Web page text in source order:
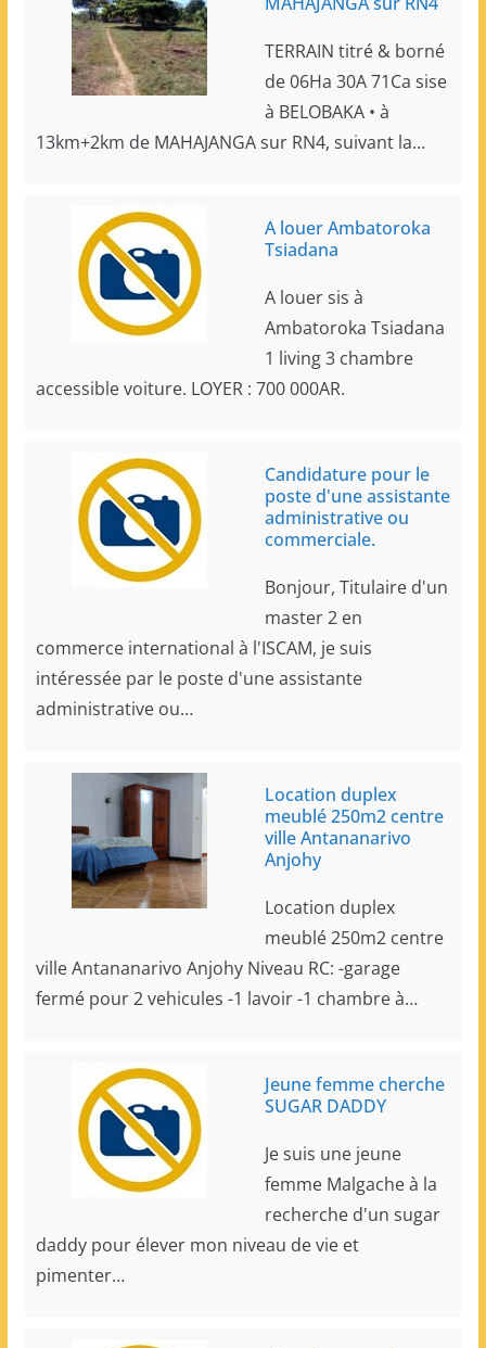
TERRAIN titré & borné
de 06Ha 30A 71Ca sise
à BELOBAKA • à
13km+2km de MAHAJANGA sur RN4, suivant la…
A louer Ambatoroka
Tsiadana
A louer sis à
Ambatoroka Tsiadana
1 living 3 chambre
accessible voiture. LOYER : 700 000AR.
Candidature pour le
poste d'une assistante
administrative ou
commerciale.
Bonjour, Titulaire d'un
master 2 en
commerce international à l'ISCAM, je suis
intéressée par le poste d'une assistante
administrative ou…
Location duplex
meublé 250m2 centre
ville Antananarivo
Anjohy
Location duplex
meublé 250m2 centre
ville Antananarivo Anjohy Niveau RC: -garage
fermé pour 2 vehicules -1 lavoir -1 chambre à…
Jeune femme cherche
SUGAR DADDY
Je suis une jeune
femme Malgache à la
recherche d'un sugar
daddy pour élever mon niveau de vie et
pimenter…